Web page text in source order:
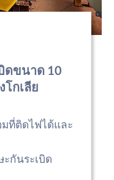
ดขนาด 10
โกเลีย
ที่ติดไฟได้และ
กันระเบิด